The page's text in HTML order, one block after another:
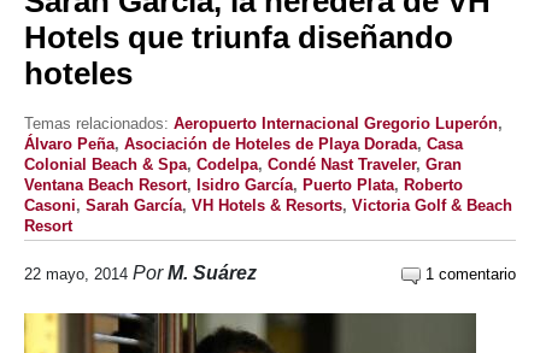
Hotels que triunfa diseñando
hoteles
Temas relacionados: Aeropuerto Internacional Gregorio Luperón,
Álvaro Peña, Asociación de Hoteles de Playa Dorada, Casa
Colonial Beach & Spa, Codelpa, Condé Nast Traveler, Gran
Ventana Beach Resort, Isidro García, Puerto Plata, Roberto
Casoni, Sarah García, VH Hotels & Resorts, Victoria Golf & Beach
Resort
22 mayo, 2014 PorM. Suárez 1 comentario